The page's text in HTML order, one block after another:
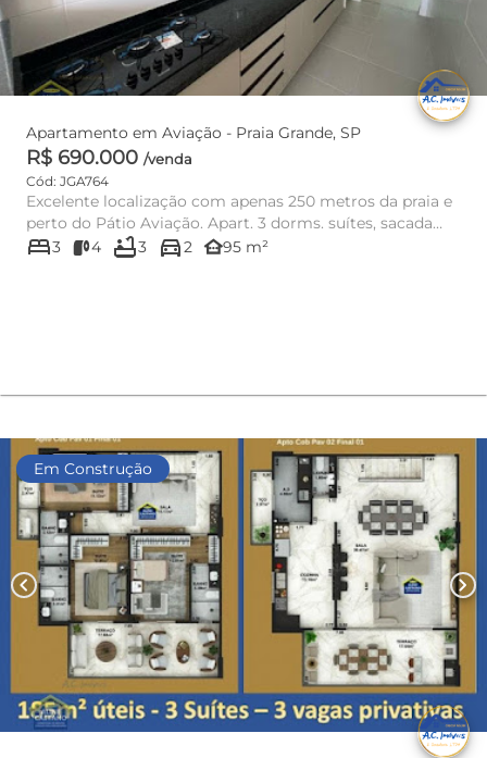
Apartamento em Aviação - Praia Grande, SP
R$ 690.000 /venda
Cód: JGA764
Excelente localização com apenas 250 metros da praia e
perto do Pátio Aviação. Apart. 3 dorms. suítes, sacada
gour...
bed3 4 bathtub3 directions_car2 other_houses95 m²
Em Construção
chevron_left chevron_right